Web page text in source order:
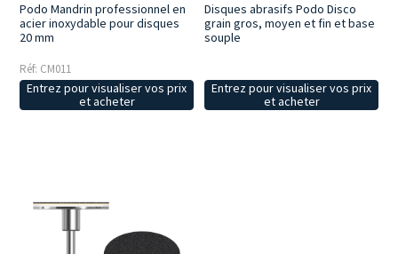
Podo Mandrin professionnel en
acier inoxydable pour disques
20 mm
Réf: CM011
Entrez pour visualiser vos prix
et acheter
Disques abrasifs Podo Disco
grain gros, moyen et fin et base
souple
Entrez pour visualiser vos prix
et acheter